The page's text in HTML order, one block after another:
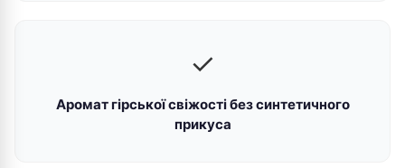
✓
Аромат гірської свіжості без синтетичного
прикуса